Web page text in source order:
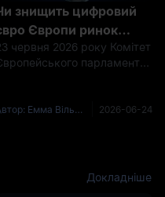
знищить цифровий
Європи ринок
CBDC
Bitcoin і USDC
червня 2026 року Комітет
парламенту
правової рамки
Автор: Емма Вільямс (Emma Williams) 2026-06-24
Докладніше